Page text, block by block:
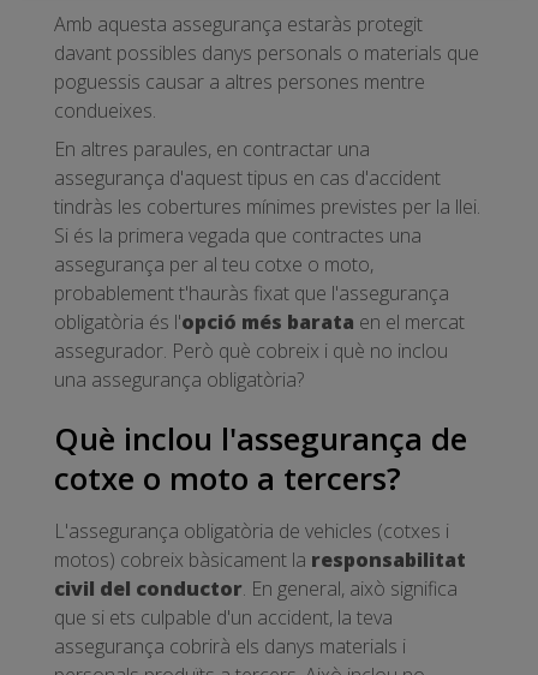
Amb aquesta assegurança estaràs protegit
davant possibles danys personals o materials que
poguessis causar a altres persones mentre
condueixes.
En altres paraules, en contractar una
assegurança d'aquest tipus en cas d'accident
tindràs les cobertures mínimes previstes per la llei.
Si és la primera vegada que contractes una
assegurança per al teu cotxe o moto,
probablement t'hauràs fixat que l'assegurança
obligatòria és l'opció més barata en el mercat
assegurador. Però què cobreix i què no inclou
una assegurança obligatòria?
Què inclou l'assegurança de
cotxe o moto a tercers?
L'assegurança obligatòria de vehicles (cotxes i
motos) cobreix bàsicament la responsabilitat
civil del conductor. En general, això significa
que si ets culpable d'un accident, la teva
assegurança cobrirà els danys materials i